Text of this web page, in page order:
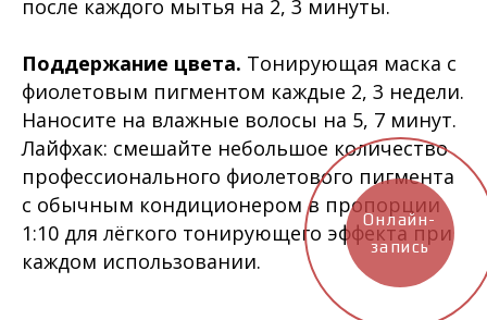
после каждого мытья на 2, 3 минуты.
Поддержание цвета. Тонирующая маска с
фиолетовым пигментом каждые 2, 3 недели.
Наносите на влажные волосы на 5, 7 минут.
Лайфхак: смешайте небольшое количество
профессионального фиолетового пигмента
с обычным кондиционером в пропорции
1:10 для лёгкого тонирующего эффекта при
каждом использовании.
Онлайн-
запись